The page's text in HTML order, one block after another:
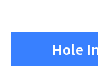
Hole